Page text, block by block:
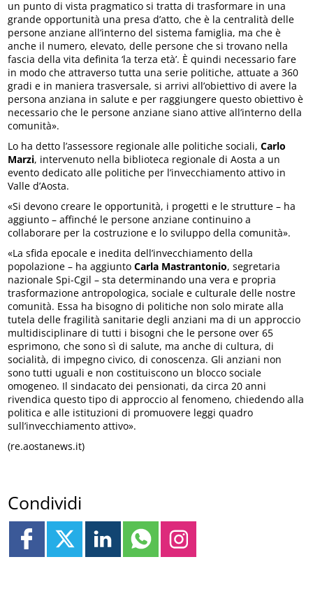
un punto di vista pragmatico si tratta di trasformare in una
grande opportunità una presa d’atto, che è la centralità delle
persone anziane all’interno del sistema famiglia, ma che è
anche il numero, elevato, delle persone che si trovano nella
fascia della vita definita ‘la terza età’. È quindi necessario fare
in modo che attraverso tutta una serie politiche, attuate a 360
gradi e in maniera trasversale, si arrivi all’obiettivo di avere la
persona anziana in salute e per raggiungere questo obiettivo è
necessario che le persone anziane siano attive all’interno della
comunità».
Lo ha detto l’assessore regionale alle politiche sociali,Carlo
Marzi, intervenuto nella biblioteca regionale di Aosta a un
evento dedicato alle politiche per l’invecchiamento attivo in
Valle d’Aosta.
«Si devono creare le opportunità, i progetti e le strutture – ha
aggiunto – affinché le persone anziane continuino a
collaborare per la costruzione e lo sviluppo della comunità».
«La sfida epocale e inedita dell’invecchiamento della
popolazione – ha aggiuntoCarla Mastrantonio, segretaria
nazionale Spi-Cgil – sta determinando una vera e propria
trasformazione antropologica, sociale e culturale delle nostre
comunità. Essa ha bisogno di politiche non solo mirate alla
tutela delle fragilità sanitarie degli anziani ma di un approccio
multidisciplinare di tutti i bisogni che le persone over 65
esprimono, che sono sì di salute, ma anche di cultura, di
socialità, di impegno civico, di conoscenza. Gli anziani non
sono tutti uguali e non costituiscono un blocco sociale
omogeneo. Il sindacato dei pensionati, da circa 20 anni
rivendica questo tipo di approccio al fenomeno, chiedendo alla
politica e alle istituzioni di promuovere leggi quadro
sull’invecchiamento attivo».
(re.aostanews.it)
Condividi